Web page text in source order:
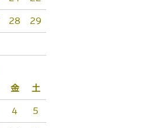
28 29
金 土
4 5